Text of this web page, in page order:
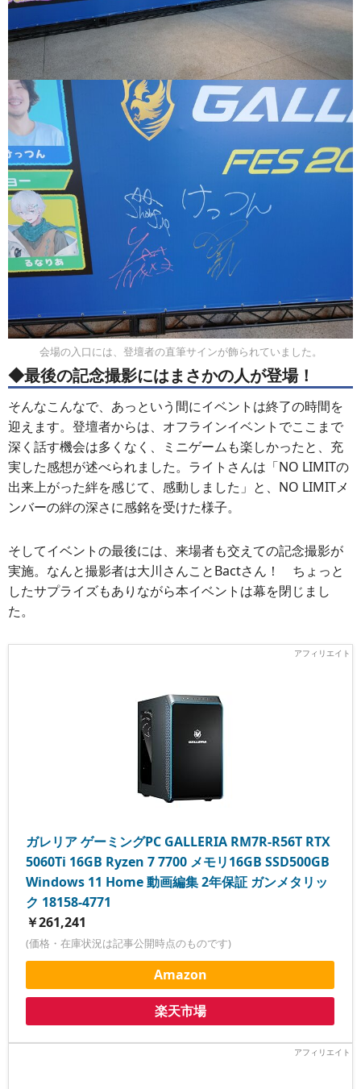
会場の入口には、登壇者の直筆サインが飾られていました。
◆最後の記念撮影にはまさかの人が登場！
そんなこんなで、あっという間にイベントは終了の時間を
迎えます。登壇者からは、オフラインイベントでここまで
深く話す機会は多くなく、ミニゲームも楽しかったと、充
実した感想が述べられました。ライトさんは「NO LIMITの
出来上がった絆を感じて、感動しました」と、NO LIMITメ
ンバーの絆の深さに感銘を受けた様子。
そしてイベントの最後には、来場者も交えての記念撮影が
実施。なんと撮影者は大川さんことBactさん！ ちょっと
したサプライズもありながら本イベントは幕を閉じまし
た。
ガレリア ゲーミングPC GALLERIA RM7R-R56T RTX
5060Ti 16GB Ryzen 7 7700 メモリ16GB SSD500GB
Windows 11 Home 動画編集 2年保証 ガンメタリッ
ク 18158-4771
￥261,241
(価格・在庫状況は記事公開時点のものです)
Amazon
楽天市場